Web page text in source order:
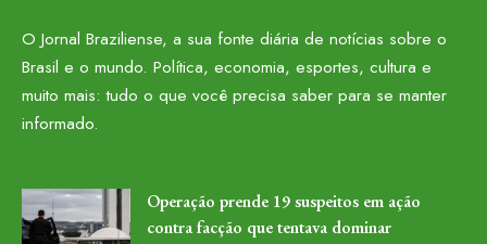
O Jornal Braziliense, a sua fonte diária de notícias sobre o
Brasil e o mundo. Política, economia, esportes, cultura e
muito mais: tudo o que você precisa saber para se manter
informado.
Operação prende 19 suspeitos em ação
contra facção que tentava dominar